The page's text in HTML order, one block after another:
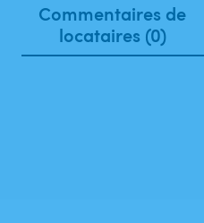
Commentaires de
locataires (0)